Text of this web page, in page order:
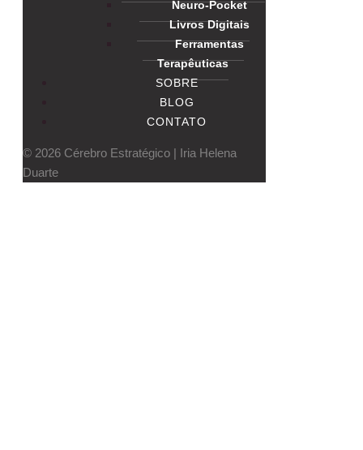
Neuro-Pocket
Livros Digitais
Ferramentas
Terapêuticas
SOBRE
BLOG
CONTATO
© 2026 Cérebro Estratégico | Iria Helena
Duarte